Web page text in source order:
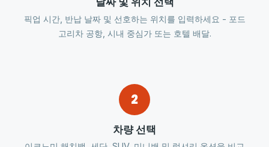
픽업 시간, 반납 날짜 및 선호하는 위치를 입력하세요 - 포드
고리차 공항, 시내 중심가 또는 호텔 배달.
2
차량 선택